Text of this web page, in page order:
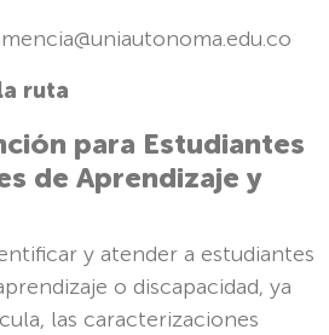
ruta
para Estudiantes
de Aprendizaje y
y atender a estudiantes
o discapacidad, ya
las caracterizaciones